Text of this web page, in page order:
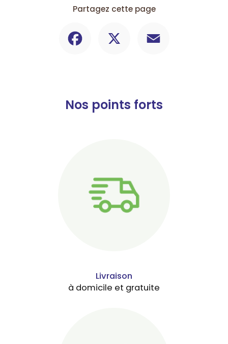
Partagez cette page
Nos points forts
Livraison
à domicile et gratuite